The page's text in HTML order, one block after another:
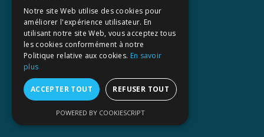
Notre site Web utilise des cookies pour
améliorer l'expérience utilisateur. En
utilisant notre site Web, vous acceptez tous
les cookies conformément à notre
Politique relative aux cookies. En savoir
plus
ACCEPTER TOUT REFUSER TOUT
POWERED BY COOKIESCRIPT